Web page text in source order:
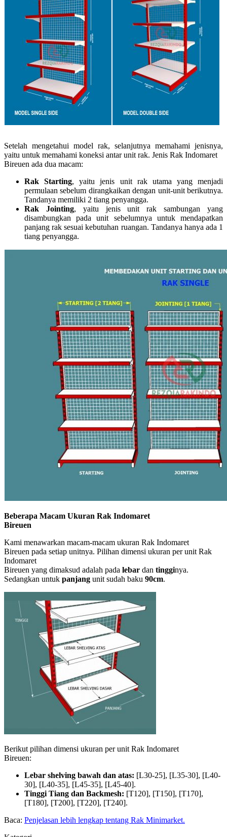
Setelah mengetahui model rak, selanjutnya memahami jenisnya,
yaitu untuk memahami koneksi antar unit rak. Jenis Rak Indomaret
Bireuen ada dua macam:
Rak Starting, yaitu jenis unit rak utama yang menjadi
permulaan sebelum dirangkaikan dengan unit-unit berikutnya.
Tandanya memiliki 2 tiang penyangga.
Rak Jointing, yaitu jenis unit rak sambungan yang
disambungkan pada unit sebelumnya untuk mendapatkan
panjang rak sesuai kebutuhan ruangan. Tandanya hanya ada 1
tiang penyangga.
Beberapa Macam Ukuran Rak Indomaret
Bireuen
Kami menawarkan macam-macam ukuran Rak Indomaret
Bireuen pada setiap unitnya. Pilihan dimensi ukuran per unit Rak
Indomaret
Bireuen yang dimaksud adalah pada lebar dan tingginya.
Sedangkan untuk panjang unit sudah baku 90cm.
Berikut pilihan dimensi ukuran per unit Rak Indomaret
Bireuen:
Lebar shelving bawah dan atas: [L30-25], [L35-30], [L40-
30], [L40-35], [L45-35], [L45-40].
Tinggi Tiang dan Backmesh: [T120], [T150], [T170],
[T180], [T200], [T220], [T240].
Baca: Penjelasan lebih lengkap tentang Rak Minimarket.